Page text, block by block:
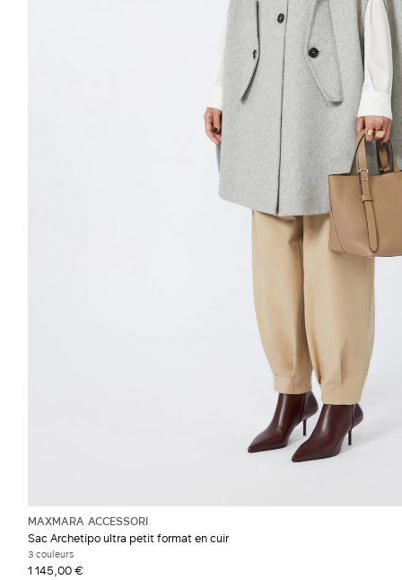
MAXMARA ACCESSORI
Sac Archetipo ultra petit format en cuir
3 couleurs
1 145,00 €